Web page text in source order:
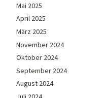
Mai 2025
April 2025
März 2025
November 2024
Oktober 2024
September 2024
August 2024